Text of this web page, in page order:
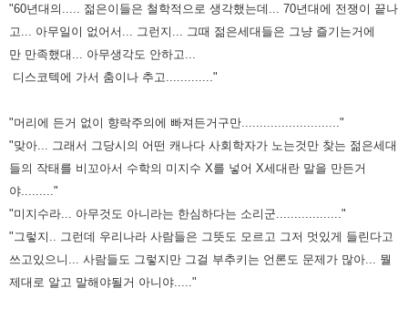
"60년대의..... 젊은이들은 철학적으로 생각했는데... 70년대에 전쟁이 끝나
고... 아무일이 없어서... 그런지... 그때 젊은세대들은 그냥 즐기는거에
만 만족했대... 아무생각도 안하고...
디스코텍에 가서 춤이나 추고............."
"머리에 든거 없이 향락주의에 빠져든거구만..........................."
"맞아... 그래서 그당시의 어떤 캐나다 사회학자가 노는것만 찾는 젊은세대
들의 작태를 비꼬아서 수학의 미지수 X를 넣어 X세대란 말을 만든거
야........."
"미지수라... 아무것도 아니라는 한심하다는 소리군.................."
"그렇지.. 그런데 우리나라 사람들은 그뜻도 모르고 그저 멋있게 들린다고
쓰고있으니... 사람들도 그렇지만 그걸 부추키는 언론도 문제가 많아... 뭘
제대로 알고 말해야될거 아니야....."